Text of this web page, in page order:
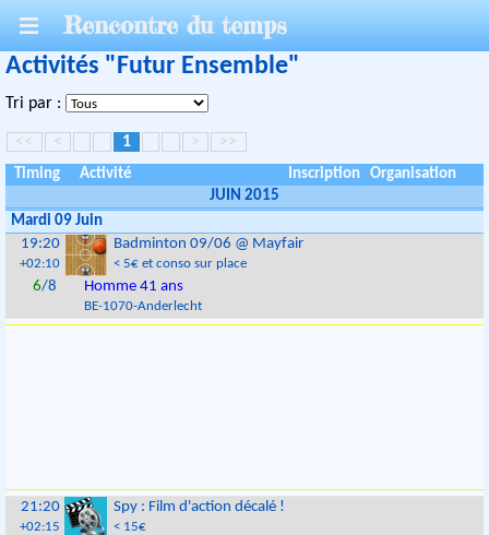
Rencontre du temps
Activités "Futur Ensemble"
Tri par :
<< < 1 > >>
Timing Activité Inscription
Organisation
JUIN 2015
Mardi 09 Juin
19:20
+02:10
Badminton 09/06 @ Mayfair
< 5€ et conso sur place
6/8 Homme 41 ans
BE-1070-Anderlecht
21:20
+02:15
Spy : Film d'action décalé !
< 15€